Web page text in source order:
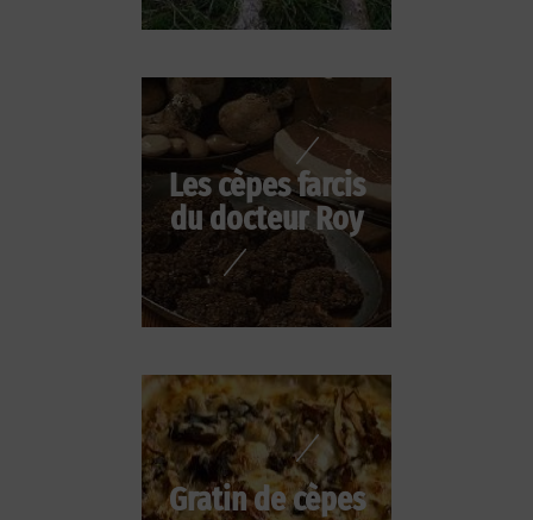
Les cèpes farcis
du docteur Roy
Gratin de cèpes